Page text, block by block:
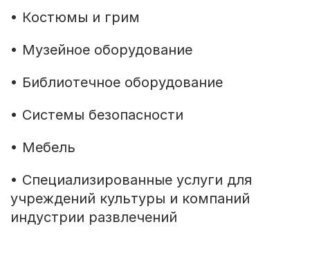
• Костюмы и грим
• Музейное оборудование
• Библиотечное оборудование
• Системы безопасности
• Мебель
• Специализированные услуги для
учреждений культуры и компаний
индустрии развлечений